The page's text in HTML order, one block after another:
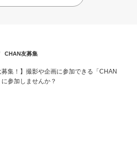
CHAN友募集
募集！】撮影や企画に参加できる「CHAN
に参加しませんか？